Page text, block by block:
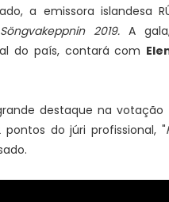
a emissora islandesa
Söngvakeppnin 2019.A
do país, contará com
destaque na votação
do júri profissional, "